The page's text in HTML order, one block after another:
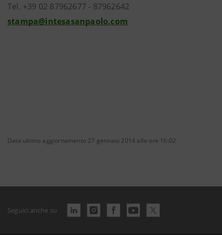
Tel. +39 02 87962677 - 87962642
stampa@intesasanpaolo.com
Data ultimo aggiornamento 27 gennaio 2014 alle ore 16:02
Seguici anche su